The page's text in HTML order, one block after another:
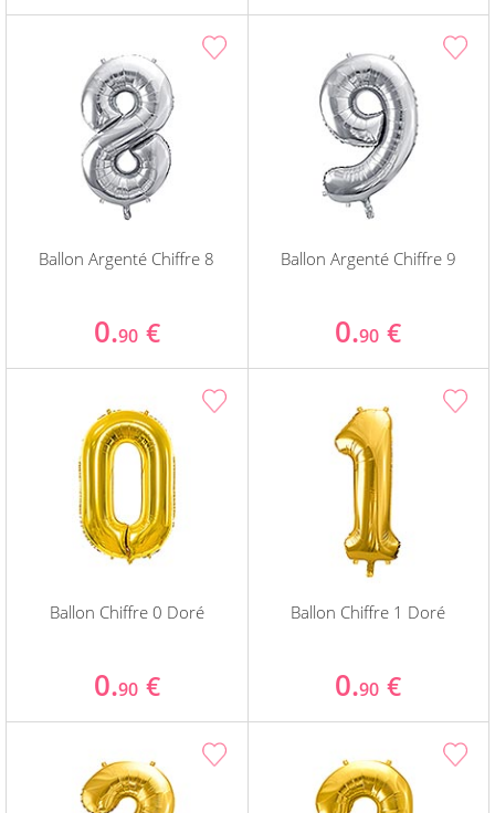
Ballon Argenté Chiffre 8
0.90 €
Ballon Argenté Chiffre 9
0.90 €
Ballon Chiffre 0 Doré
0.90 €
Ballon Chiffre 1 Doré
0.90 €